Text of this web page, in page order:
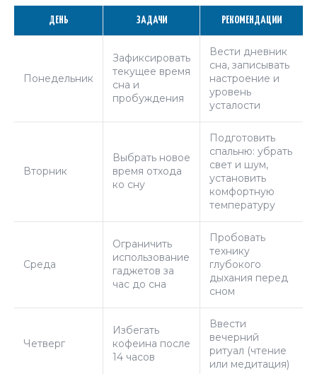
ДЕНЬ ЗАДАЧИ РЕКОМЕНДАЦИИ
Понедельник
Зафиксировать
текущее время
сна и
пробуждения
Вести дневник
сна, записывать
настроение и
уровень
усталости
Вторник
Выбрать новое
время отхода
ко сну
Подготовить
спальню: убрать
свет и шум,
установить
комфортную
температуру
Среда
Ограничить
использование
гаджетов за
час до сна
Пробовать
технику
глубокого
дыхания перед
сном
Четверг
Избегать
кофеина после
14 часов
Ввести
вечерний
ритуал (чтение
или медитация)